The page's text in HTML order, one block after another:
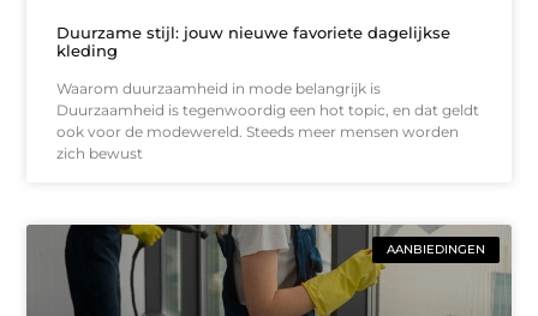
Duurzame stijl: jouw nieuwe favoriete dagelijkse
kleding
Waarom duurzaamheid in mode belangrijk is
Duurzaamheid is tegenwoordig een hot topic, en dat geldt
ook voor de modewereld. Steeds meer mensen worden
zich bewust
AANBIEDINGEN